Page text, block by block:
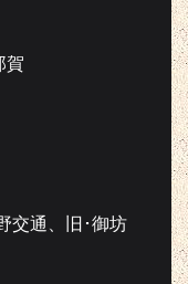
賀
交通、旧･御坊